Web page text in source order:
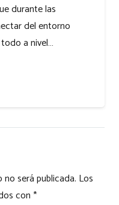
durante las
del entorno
a nivel…
será publicada. Los
con*